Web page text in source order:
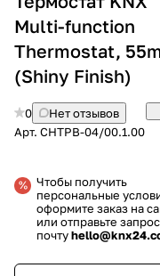
Multi-function
Thermostat,
(Shiny Finish)
0
Нет отзывов
Арт. CHTPB-04/00.1.00
Чтобы получить
персональные
оформите заказ на
или отправьте
почту